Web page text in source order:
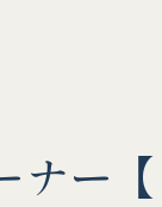
ー【